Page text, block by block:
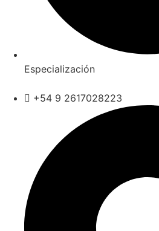
Especialización
+54 9 2617028223